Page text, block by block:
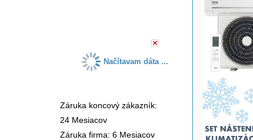
Načítavam dáta ...
Záruka koncový zákazník:
24 Mesiacov
Záruka firma: 6 Mesiacov